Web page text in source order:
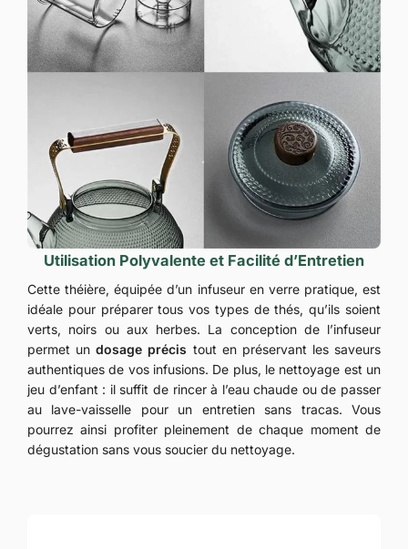
Utilisation Polyvalente et Facilité d’Entretien
Cette théière, équipée d’un infuseur en verre pratique, est
idéale pour préparer tous vos types de thés, qu’ils soient
verts, noirs ou aux herbes. La conception de l’infuseur
permet undosage précis tout en préservant les saveurs
authentiques de vos infusions. De plus, le nettoyage est un
jeu d’enfant : il suffit de rincer à l’eau chaude ou de passer
au lave-vaisselle pour un entretien sans tracas. Vous
pourrez ainsi profiter pleinement de chaque moment de
dégustation sans vous soucier du nettoyage.